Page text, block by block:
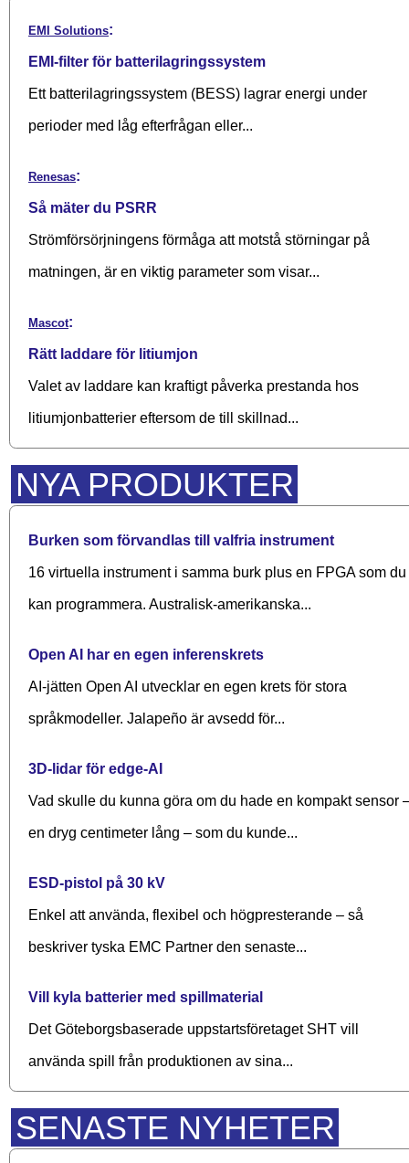
EMI Solutions:
EMI-filter för batterilagringssystem
Ett batterilagringssystem (BESS) lagrar energi under
perioder med låg efterfrågan eller...
Renesas:
Så mäter du PSRR
Strömförsörjningens förmåga att motstå störningar på
matningen, är en viktig parameter som visar...
Mascot:
Rätt laddare för litiumjon
Valet av laddare kan kraftigt påverka prestanda hos
litiumjonbatterier eftersom de till skillnad...
NYA PRODUKTER
Burken som förvandlas till valfria instrument
16 virtuella instrument i samma burk plus en FPGA som du
kan programmera. Australisk-amerikanska...
Open AI har en egen inferenskrets
AI-jätten Open AI utvecklar en egen krets för stora
språkmodeller. Jalapeño är avsedd för...
3D-lidar för edge-AI
Vad skulle du kunna göra om du hade en kompakt sensor
en dryg centimeter lång – som du kunde...
ESD-pistol på 30 kV
Enkel att använda, flexibel och högpresterande – så
beskriver tyska EMC Partner den senaste...
Vill kyla batterier med spillmaterial
Det Göteborgsbaserade upp­starts­företaget SHT vill
använda spill från produktionen av sina...
SENASTE NYHETER